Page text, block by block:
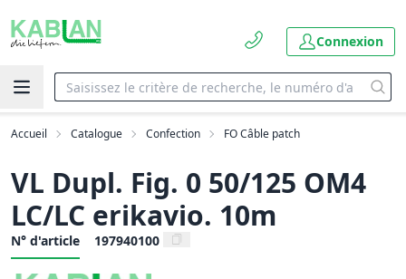
Connexion
Accueil Catalogue Confection FO Câble patch
VL Dupl. Fig. 0 50/125 OM4
LC/LC erikavio. 10m
N° d'article 197940100